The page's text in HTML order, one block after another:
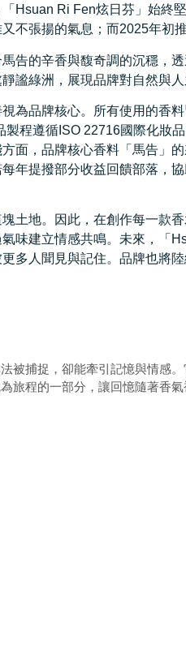
Hsuan Ri Fen炫日芬」始
不張揚的氣息；而2025年初
告的辛香與馥奇調的沉穩
謐綠洲，展現品牌對自然與人
為品牌核心。所有使用的香
程遵循ISO 22716國際化
面，品牌核心香料「馬告」
年提撥部分收益回饋部落，
土地。因此，在創作每一款
味建立情感共鳴。未來，「
多人聞見與記住。品牌也將
被捕捉，卻能牽引記憶與情感
旅程的一部分，讓回憶隨著香氣